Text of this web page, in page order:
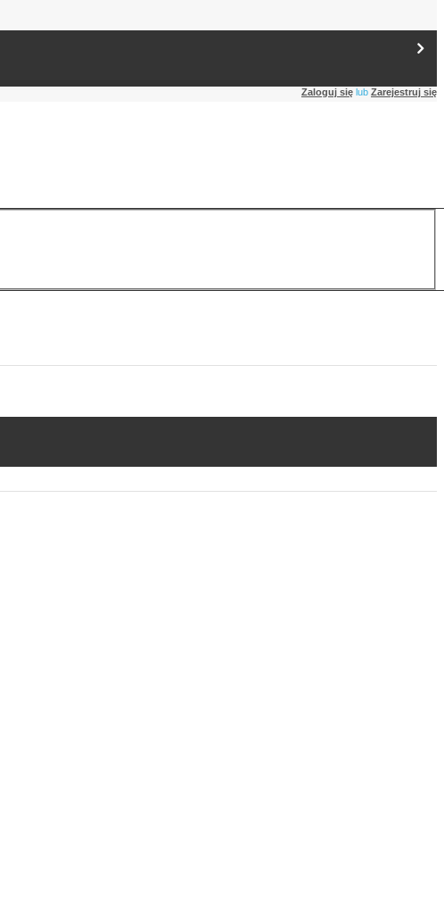
Zaloguj się lub Zarejestruj się